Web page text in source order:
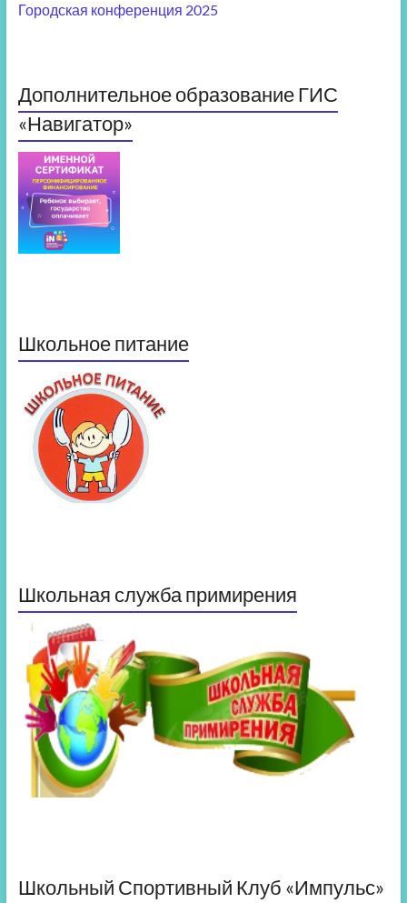
Городская конференция 2025
Дополнительное образование ГИС
«Навигатор»
Школьное питание
Школьная служба примирения
Школьный Спортивный Клуб «Импульс»